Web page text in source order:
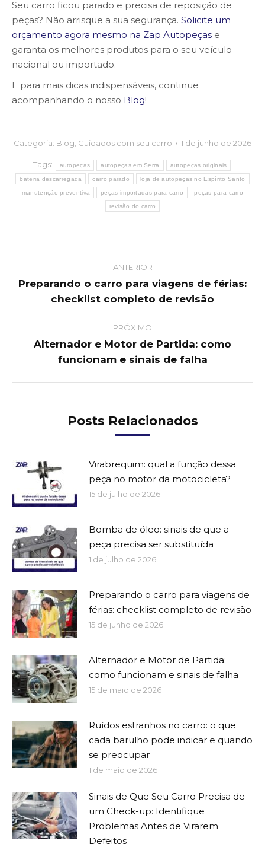
Seu carro ficou parado e precisa de reposição de
peças? Não arrisque a sua segurança. Solicite um
orçamento agora mesmo na Zap Autopeças e
garanta os melhores produtos para o seu veículo
nacional ou importado.
E para mais dicas indispensáveis, continue
acompanhando o nosso Blog!
Categoria: Blog Cuidados com seu carro 1 de junho de 2026
Tags: autopeças autopeças em Serra autopeças originais
bateria descarregada carro parado loja de autopeças no Espírito Santo
manutenção preventiva peças importadas para carro peças para carro
revisão do carro
navigation
ANTERIOR
Previous
post:
Preparando o carro para viagens de férias:
checklist completo de revisão
PRÓXIMO
Next
post:
Alternador e Motor de Partida: como
funcionam e sinais de falha
Posts Relacionados
Virabrequim: qual a função dessa
peça no motor da motocicleta?
15 de julho de 2026
Bomba de óleo: sinais de que a
peça precisa ser substituída
1 de julho de 2026
Preparando o carro para viagens de
férias: checklist completo de revisão
15 de junho de 2026
Alternador e Motor de Partida:
como funcionam e sinais de falha
15 de maio de 2026
Ruídos estranhos no carro: o que
cada barulho pode indicar e quando
se preocupar
1 de maio de 2026
Sinais de Que Seu Carro Precisa de
um Check-up: Identifique
Problemas Antes de Virarem
Defeitos